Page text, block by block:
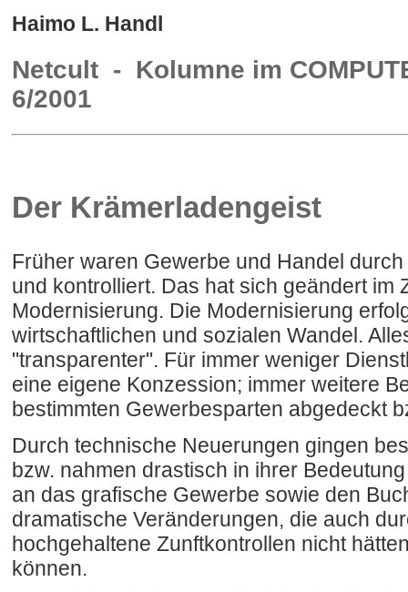
Haimo L. Handl
Netcult - Kolumne im
6/2001
Der Krämerladengeist
Früher waren Gewerbe und Handel
und kontrolliert. Das hat sich geändert im
Modernisierung. Die Modernisierung
wirtschaftlichen und sozialen Wandel.
"transparenter". Für immer weniger
eine eigene Konzession; immer weitere
bestimmten Gewerbesparten abgedeckt
Durch technische Neuerungen gingen
bzw. nahmen drastisch in ihrer
an das grafische Gewerbe sowie den
dramatische Veränderungen, die auch
hochgehaltene Zunftkontrollen nicht
können.